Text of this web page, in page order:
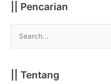
|| Pencarian
r || Tentang